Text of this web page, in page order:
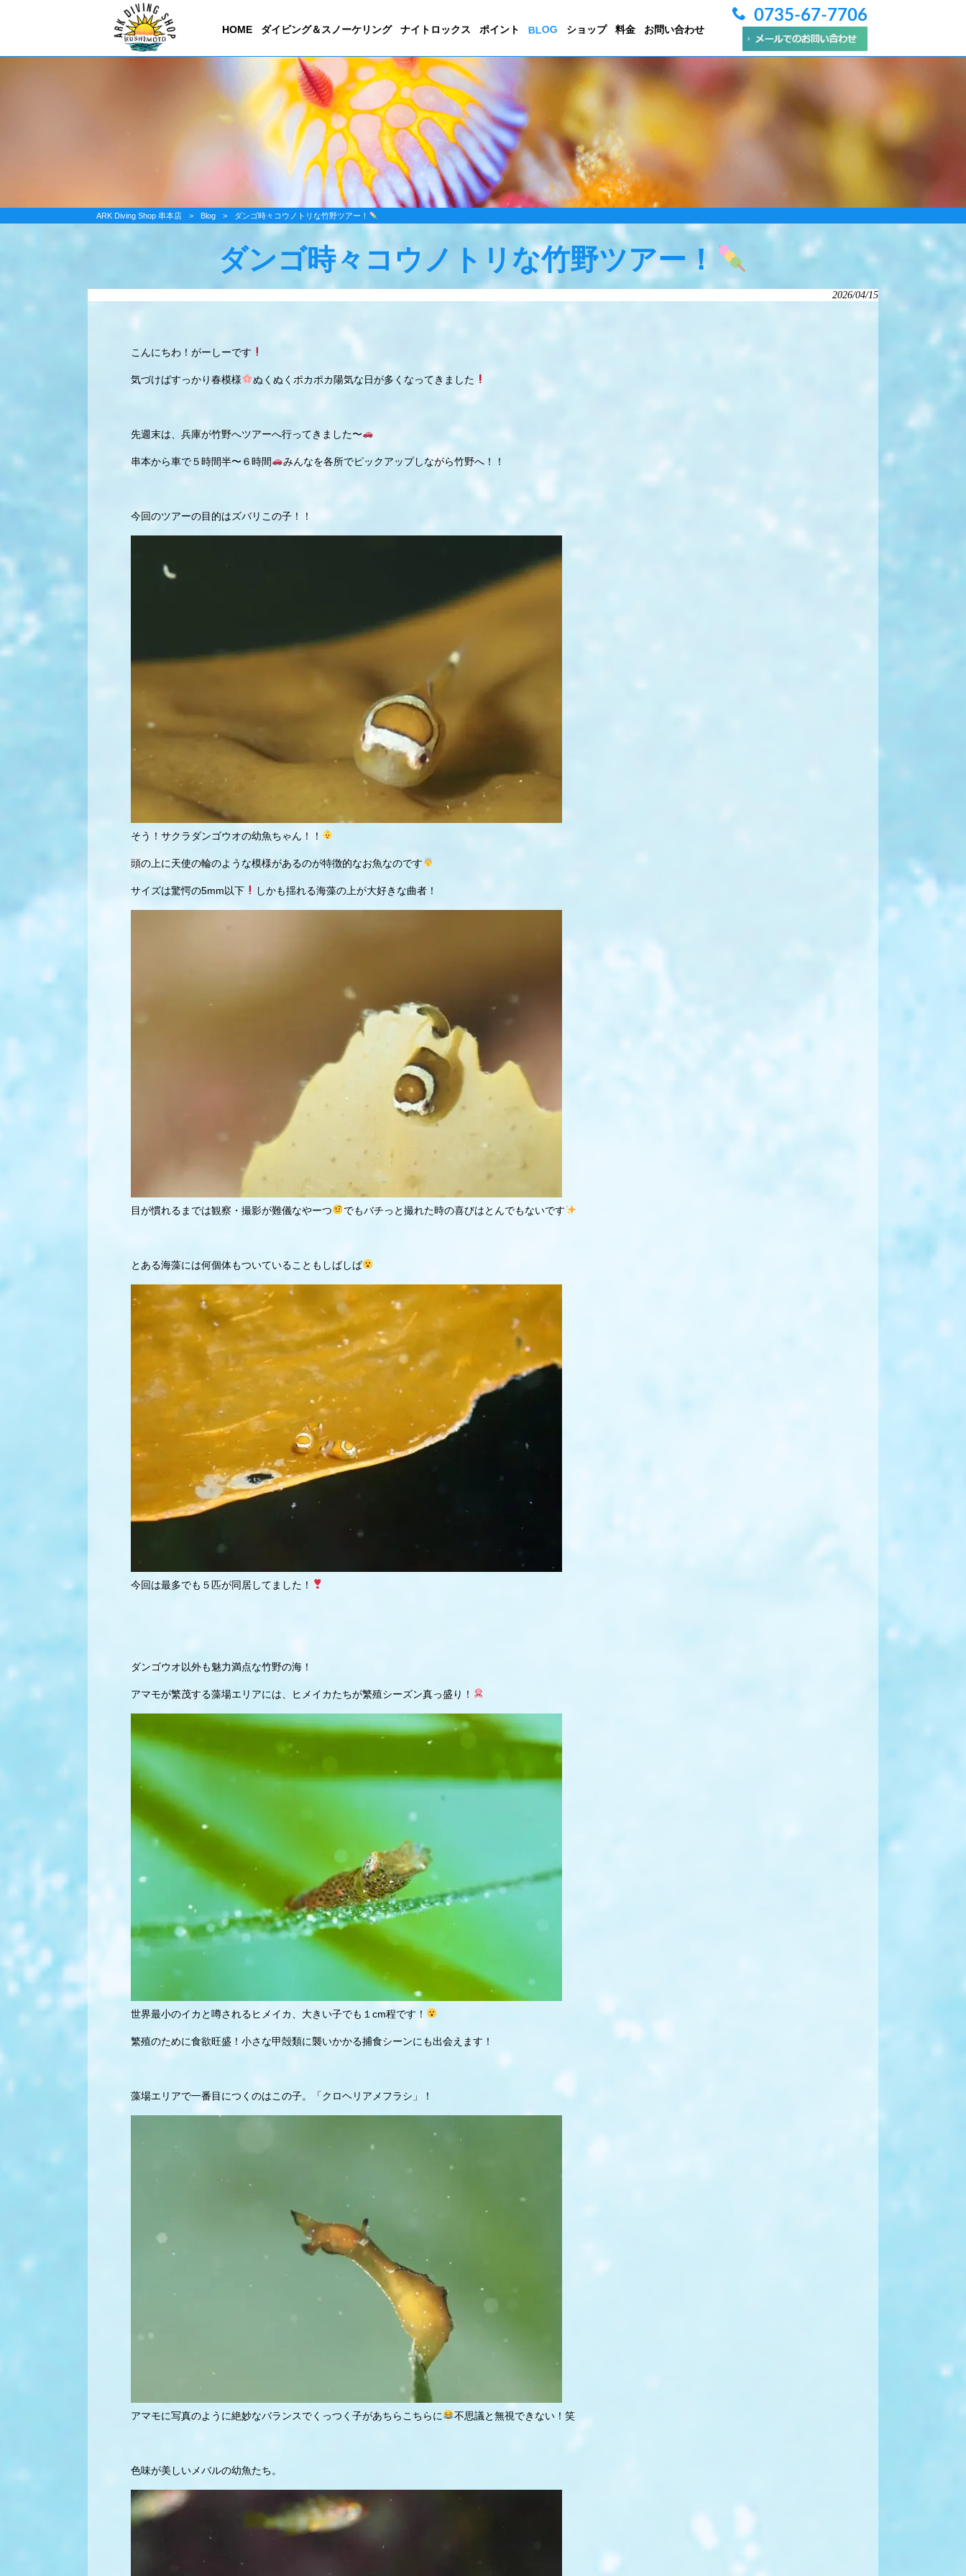
HOME ダイビング＆スノーケリング ナイトロックス ポイント BLOG ショップ 料金 お問い合わせ
0735-67-7706
ARK Diving Shop 串本店 > Blog > ダンゴ時々コウノトリな竹野ツアー！
ダンゴ時々コウノトリな竹野ツアー！
2026/04/15
こんにちわ！がーしーです
気づけばすっかり春模様 ぬくぬくポカポカ陽気な日が多くなってきました
先週末は、兵庫が竹野へツアーへ行ってきました〜
串本から車で５時間半〜６時間 みんなを各所でピックアップしながら竹野へ！！
今回のツアーの目的はズバリこの子！！
そう！サクラダンゴウオの幼魚ちゃん！！
頭の上に天使の輪のような模様があるのが特徴的なお魚なのです
サイズは驚愕の5mm以下 しかも揺れる海藻の上が大好きな曲者！
目が慣れるまでは観察・撮影が難儀なやーつ でもバチっと撮れた時の喜びはとんでもないです
とある海藻には何個体もついていることもしばしば
今回は最多でも５匹が同居してました！
ダンゴウオ以外も魅力満点な竹野の海！
アマモが繁茂する藻場エリアには、ヒメイカたちが繁殖シーズン真っ盛り！
世界最小のイカと噂されるヒメイカ、大きい子でも１cm程です！
繁殖のために食欲旺盛！小さな甲殻類に襲いかかる捕食シーンにも出会えます！
藻場エリアで一番目につくのはこの子。「クロヘリアメフラシ」！
アマモに写真のように絶妙なバランスでくっつく子があちらこちらに 不思議と無視できない！笑
色味が美しいメバルの幼魚たち。